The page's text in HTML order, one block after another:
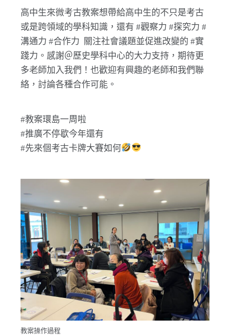
高中生來微考古教案想帶給高中生的不只是考古
或是跨領域的學科知識，還有 #觀察力 #探究力 #
溝通力 #合作力 關注社會議題並促進改變的 #實
踐力。感謝＠歷史學科中心的大力支持，期待更
多老師加入我們！也歡迎有興趣的老師和我們聯
絡，討論各種合作可能。
#教案環島一周啦
#推廣不停歇今年還有
#先來個考古卡牌大賽如何
教案操作過程